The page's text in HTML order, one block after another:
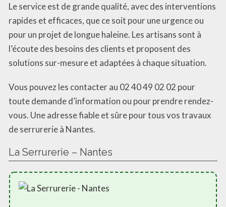
Le service est de grande qualité, avec des interventions
rapides et efficaces, que ce soit pour une urgence ou
pour un projet de longue haleine. Les artisans sont à
l’écoute des besoins des clients et proposent des
solutions sur-mesure et adaptées à chaque situation.
Vous pouvez les contacter au 02 40 49 02 02 pour
toute demande d’information ou pour prendre rendez-
vous. Une adresse fiable et sûre pour tous vos travaux
de serrurerie à Nantes.
La Serrurerie – Nantes